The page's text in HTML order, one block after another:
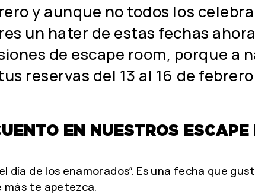
y aunque no todos los
un hater de estas fechas
de escape room, porque a
reservas del 13 al 16 de
EN NUESTROS
día de los enamorados”. Es una fecha que
más te apetezca.